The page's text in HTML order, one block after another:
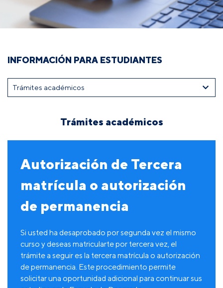
INFORMACIÓN PARA ESTUDIANTES
Trámites académicos
Autorización de Tercera
matrícula o autorización
de permanencia
Si usted ha desaprobado por segunda vez el mismo
curso y deseas matricularte por tercera vez, el
trámite a seguir es la tercera matrícula o autorización
de permanencia. Este procedimiento permite
solicitar una oportunidad adicional para continuar sus